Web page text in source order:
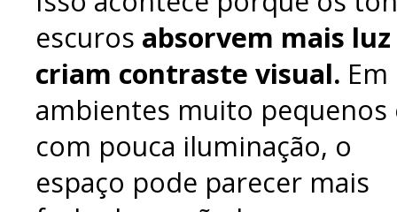
escuros absorvem mais luz
criam contraste visual. Em
ambientes muito pequenos
com pouca iluminação, o
espaço pode parecer mais